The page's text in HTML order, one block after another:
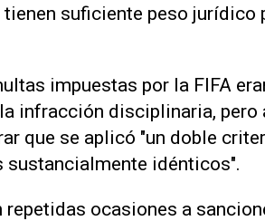
suficiente peso jurídico
impuestas por la FIFA
infracción disciplinaria, pero
que se aplicó "un doble
idénticos".
ocasiones a